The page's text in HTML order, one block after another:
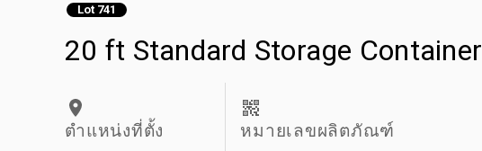
Lot 741
20 ft Standard Storage Container
ตำแหน่งที่ตั้ง หมายเลขผลิตภัณฑ์